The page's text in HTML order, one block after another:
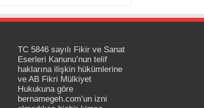
TC 5846 sayılı Fikir ve Sanat
Eserleri Kanunu’nun telif
haklarına ilişkin hükümlerine
ve AB Fikri Mülkiyet
Hukukuna göre
bernamegeh.com’un izni